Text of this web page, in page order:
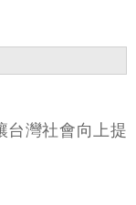
台灣社會向上提